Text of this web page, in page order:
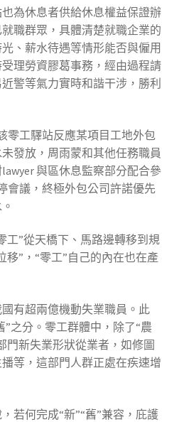
為休息者供給休息權益保證辦
職群眾，具體清楚就職企業的
、薪水待遇等情形能否與僱用
理勞資膠葛事務，經由過程請
警等氣力實時和諧干涉，勝利
零工驛站反應某項目工地外包
發放，周雨蒙和其他任務職員
與區休息監察部分配合參
會議，終極外包公司許諾優先
工”從天橋下、馬路邊轉移到規
移”，“零工”自己的內在也在產
有超兩億機動失業職員。此
”之分。零工群體中，除了“農
門新失業形狀從業者，如修圖
等，這部門人群正處在疾速增
若何完成“新”“舊”兼容，庇護